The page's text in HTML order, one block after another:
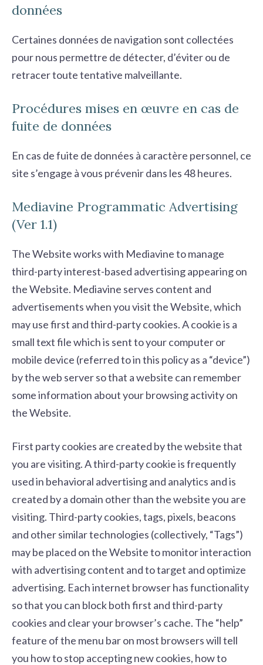
données
Certaines données de navigation sont collectées
pour nous permettre de détecter, d’éviter ou de
retracer toute tentative malveillante.
Procédures mises en œuvre en cas de
fuite de données
En cas de fuite de données à caractère personnel, ce
site s’engage à vous prévenir dans les 48 heures.
Mediavine Programmatic Advertising
(Ver 1.1)
The Website works with Mediavine to manage
third-party interest-based advertising appearing on
the Website. Mediavine serves content and
advertisements when you visit the Website, which
may use first and third-party cookies. A cookie is a
small text file which is sent to your computer or
mobile device (referred to in this policy as a “device”)
by the web server so that a website can remember
some information about your browsing activity on
the Website.
First party cookies are created by the website that
you are visiting. A third-party cookie is frequently
used in behavioral advertising and analytics and is
created by a domain other than the website you are
visiting. Third-party cookies, tags, pixels, beacons
and other similar technologies (collectively, “Tags”)
may be placed on the Website to monitor interaction
with advertising content and to target and optimize
advertising. Each internet browser has functionality
so that you can block both first and third-party
cookies and clear your browser’s cache. The “help”
feature of the menu bar on most browsers will tell
you how to stop accepting new cookies, how to